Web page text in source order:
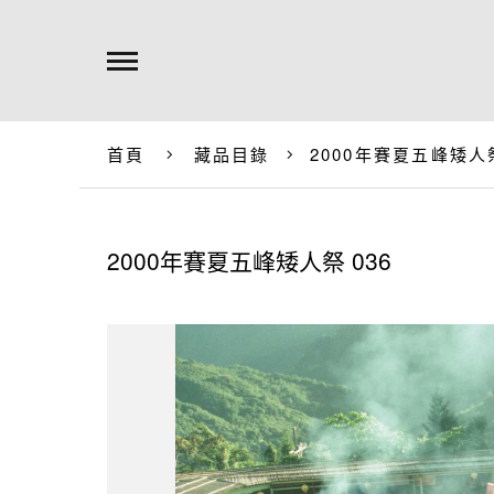
首頁 藏品目錄 2000年賽夏五峰矮
2000年賽夏五峰矮人祭 036